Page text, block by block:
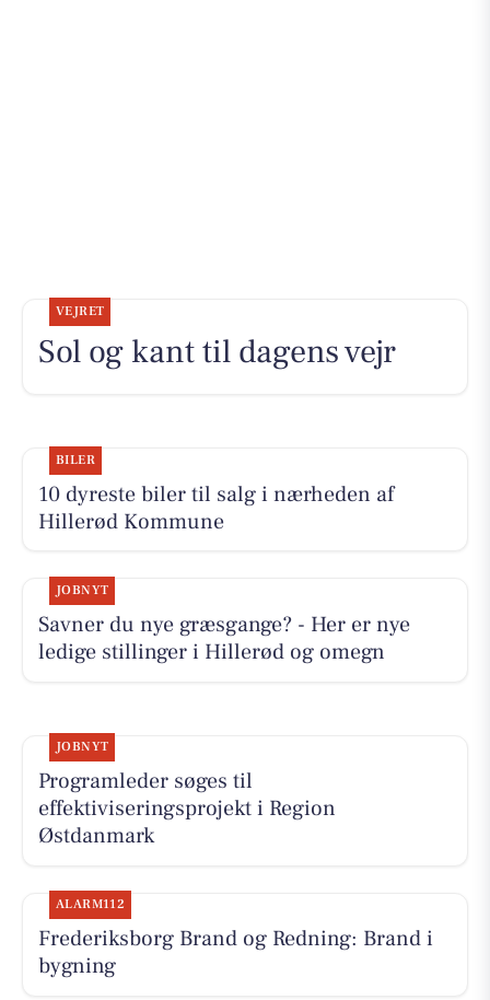
VEJRET
Sol og kant til dagens vejr
BILER
10 dyreste biler til salg i nærheden af
Hillerød Kommune
JOBNYT
Savner du nye græsgange? - Her er nye
ledige stillinger i Hillerød og omegn
JOBNYT
Programleder søges til
effektiviseringsprojekt i Region
Østdanmark
ALARM112
Frederiksborg Brand og Redning: Brand i
bygning